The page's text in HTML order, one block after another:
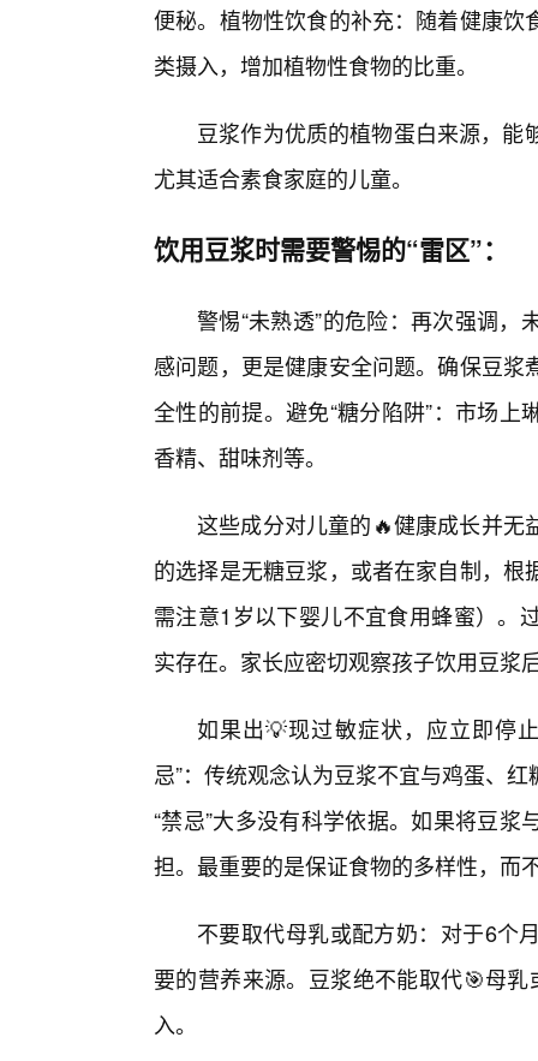
便秘。植物性饮食的补充：随着健康
类摄入，增加植物性食物的比重。
豆浆作为优质的植物蛋白来源，
尤其适合素食家庭的儿童。
饮用豆浆时需要警惕的“雷区”：
警惕“未熟透”的危险：再次强调
感问题，更是健康安全问题。确保豆
全性的前提。避免“糖分陷阱”：市场
香精、甜味剂等。
这些成分对儿童的🔥健康成长并无
的选择是无糖豆浆，或者在家自制，
需注意1岁以下婴儿不宜食用蜂蜜）。
实存在。家长应密切观察孩子饮用豆浆
如果出💡现过敏症状，应立即停
忌”：传统观念认为豆浆不宜与鸡蛋、
“禁忌”大多没有科学依据。如果将豆
担。最重要的是保证食物的多样性，而
不要取代母乳或配方奶：对于6个
要的营养来源。豆浆绝不能取代🎯母
入。